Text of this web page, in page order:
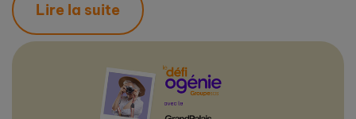
Lire la suite